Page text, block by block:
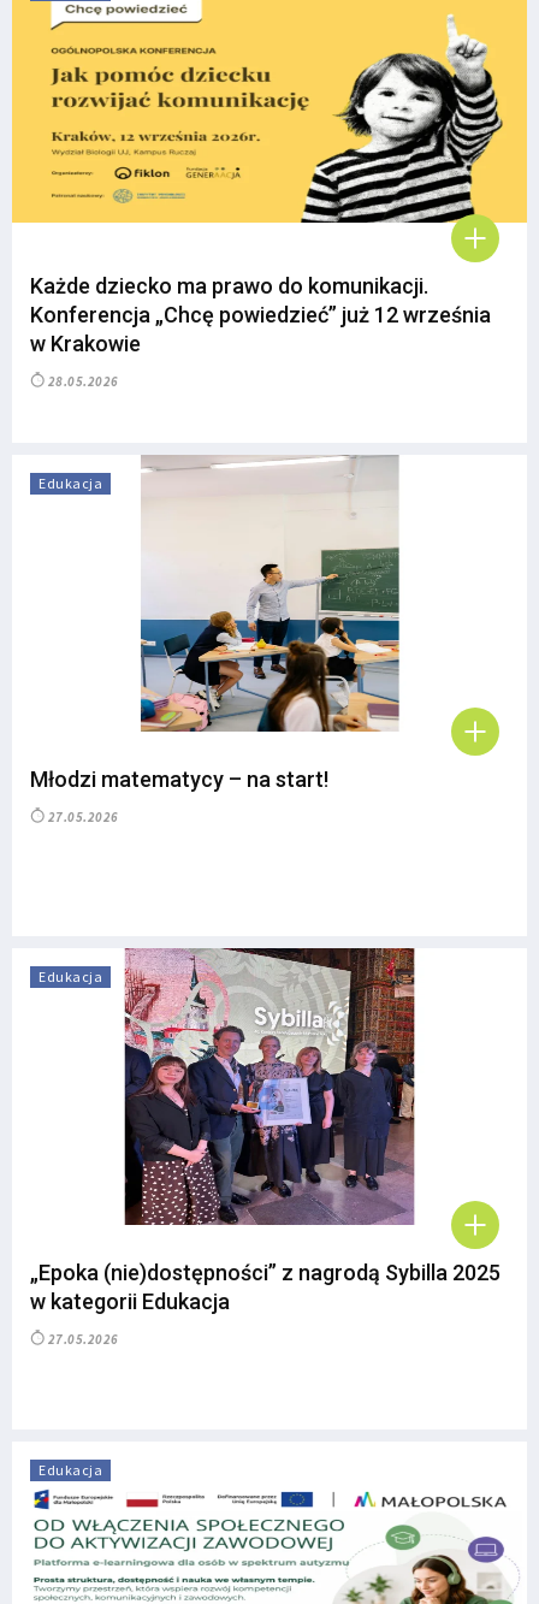
Każde dziecko ma prawo do komunikacji.
Konferencja „Chcę powiedzieć” już 12 września
w Krakowie
28.05.2026
Edukacja
Młodzi matematycy – na start!
27.05.2026
Edukacja
„Epoka (nie)dostępności” z nagrodą Sybilla 2025
w kategorii Edukacja
27.05.2026
Edukacja